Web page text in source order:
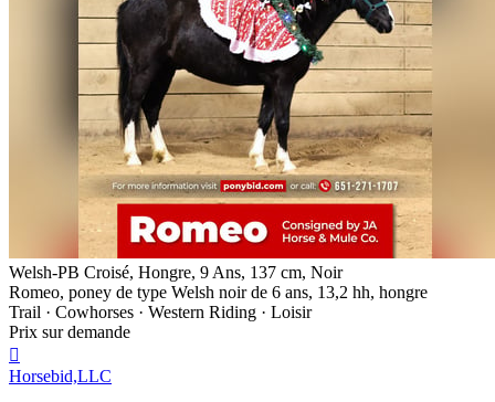
Welsh-PB Croisé, Hongre, 9 Ans, 137 cm, Noir
Romeo, poney de type Welsh noir de 6 ans, 13,2 hh, hongre
Trail · Cowhorses · Western Riding · Loisir
Prix sur demande

Horsebid,LLC